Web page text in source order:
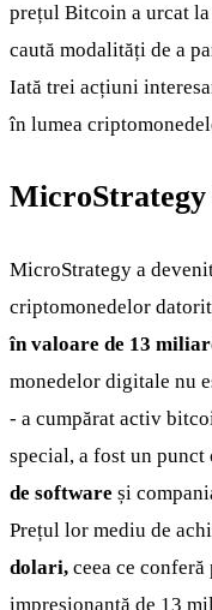
prețul Bitcoin a urcat
caută modalități de a
Iată trei acțiuni
în lumea
MicroStrategy
MicroStrategy a
criptomonedelor
în valoare de 13
monedelor digitale nu
- a cumpărat activ
special, a fost un
de software și
Prețul lor mediu de
dolari, ceea ce
impresionantă de 13